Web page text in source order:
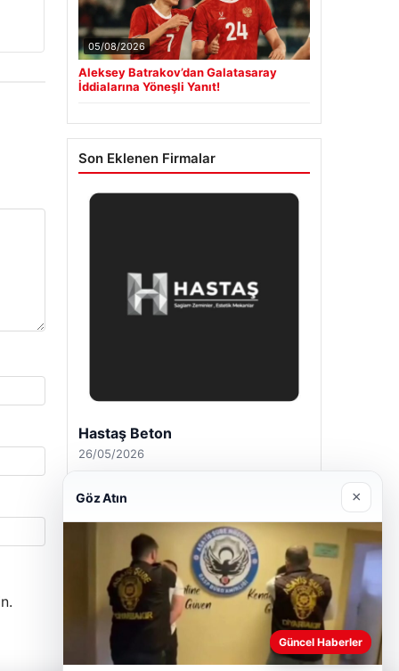
05/08/2026
Aleksey Batrakov’dan Galatasaray
İddialarına Yöneşli Yanıt!
Son Eklenen Firmalar
Prenses Night Club
29/04/2026
Göz Atın ×
Güncel Haberler